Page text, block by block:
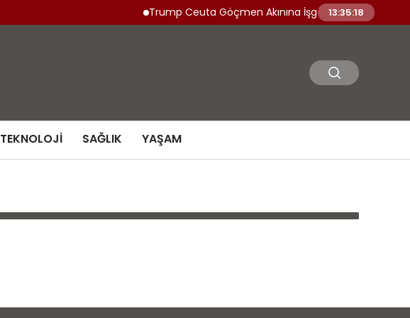
Trump Ceuta Göçmen Akınına İşgal Dedi Derya
13:35:18
TEKNOLOJI SAĞLIK YAŞAM